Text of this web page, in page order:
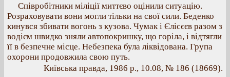
Співробітники міліції миттєво оцінили ситуацію.
Розраховувати вони могли тільки на свої сили. Беденко
кинувся збивати вогонь з кузова. Чумак і Єлісєєв разом з
водієм швидко зняли автопокришку, що горіла, і відтягли
її в безпечне місце. Небезпека була ліквідована. Група
охорони продовжила свою путь.
Київська правда, 1986 р., 10.08, № 186 (18669).